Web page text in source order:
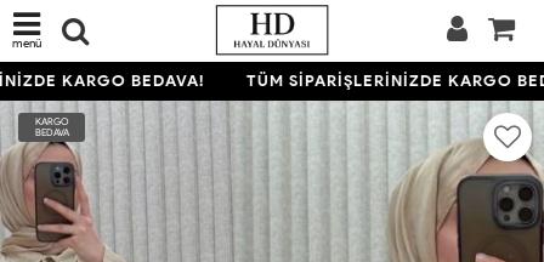
menü
KARGO BEDAVA! TÜM SİPARİŞLERİNİZDE KARGO
KARGO
BEDAVA